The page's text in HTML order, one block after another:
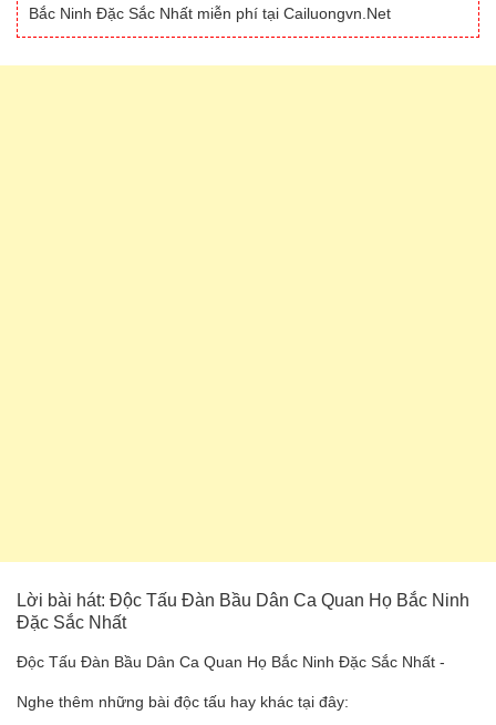
Bắc Ninh Đặc Sắc Nhất miễn phí tại Cailuongvn.Net
Lời bài hát: Độc Tấu Đàn Bầu Dân Ca Quan Họ Bắc Ninh
Đặc Sắc Nhất
Độc Tấu Đàn Bầu Dân Ca Quan Họ Bắc Ninh Đặc Sắc Nhất -
Nghe thêm những bài độc tấu hay khác tại đây: